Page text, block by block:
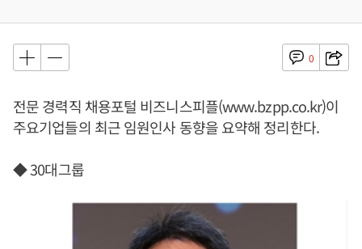
0
전문 경력직 채용포털 비즈니스피플(www.bzpp.co.kr)이
주요기업들의 최근 임원인사 동향을 요약해 정리한다.
◆ 30대그룹